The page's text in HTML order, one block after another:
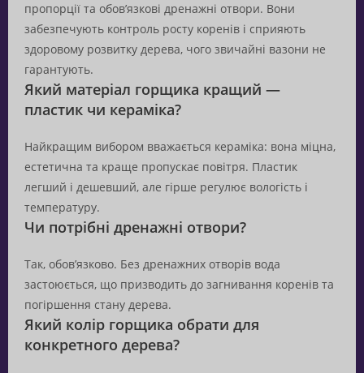
пропорції та обов’язкові дренажні отвори. Вони
забезпечують контроль росту коренів і сприяють
здоровому розвитку дерева, чого звичайні вазони не
гарантують.
Який матеріал горщика кращий —
пластик чи кераміка?
Найкращим вибором вважається кераміка: вона міцна,
естетична та краще пропускає повітря. Пластик
легший і дешевший, але гірше регулює вологість і
температуру.
Чи потрібні дренажні отвори?
Так, обов’язково. Без дренажних отворів вода
застоюється, що призводить до загнивання коренів та
погіршення стану дерева.
Який колір горщика обрати для
конкретного дерева?